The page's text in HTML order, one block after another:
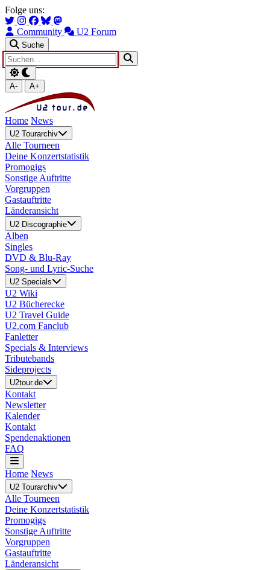
Zum Hauptinhalt springen
Zur Navigation springen
Folge uns:
Community U2 Forum
Suche
A- A+
Home News
U2 Tourarchiv
Alle Tourneen
Deine Konzertstatistik
Promogigs
Sonstige Auftritte
Vorgruppen
Gastauftritte
Länderansicht
U2 Discographie
Alben
Singles
DVD & Blu-Ray
Song- und Lyric-Suche
U2 Specials
U2 Wiki
U2 Bücherecke
U2 Travel Guide
U2.com Fanclub
Fanletter
Specials & Interviews
Tributebands
Sideprojects
U2tour.de
Kontakt
Newsletter
Kalender
Kontakt
Spendenaktionen
FAQ
Home News
U2 Tourarchiv
Alle Tourneen
Deine Konzertstatistik
Promogigs
Sonstige Auftritte
Vorgruppen
Gastauftritte
Länderansicht